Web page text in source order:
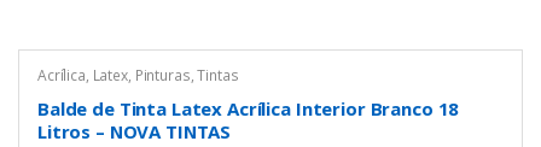
Acrílica, Latex, Pinturas,Tintas
Balde de Tinta Latex Acrílica Interior Branco 18
Litros – NOVA TINTAS